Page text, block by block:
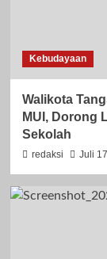
Kebudayaan
Walikota
MUI, Dorong
Sekolah
redaksi Juli